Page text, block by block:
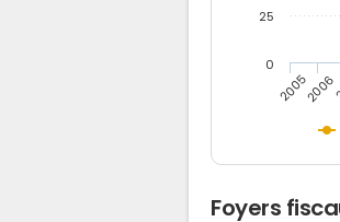
20052006
0
25
Foyers